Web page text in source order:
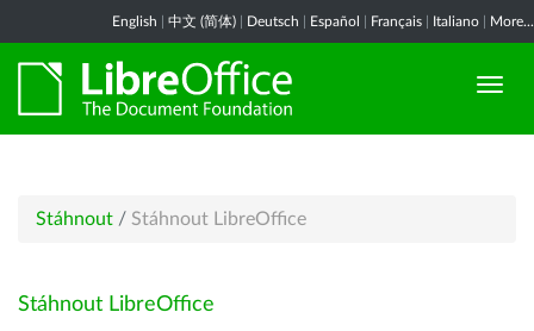
English 中文 (简体) Deutsch Español Français Italiano More...
Stáhnout / Stáhnout LibreOffice
Stáhnout LibreOffice